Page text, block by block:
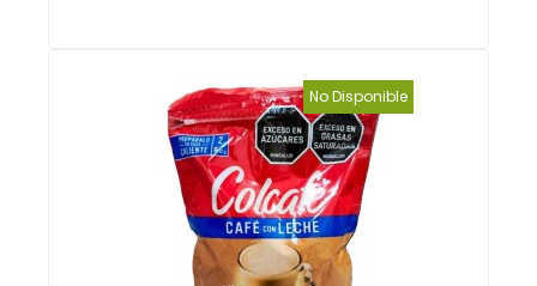
No Disponible